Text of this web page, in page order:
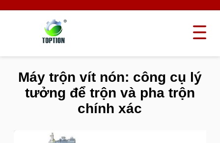
Máy trộn vít nón: công cụ lý
tưởng để trộn và pha trộn
chính xác